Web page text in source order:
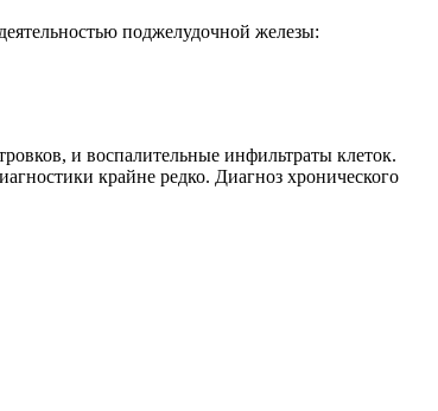
поджелудочной железы:
и воспалительные инфильтраты клеток.
крайне редко. Диагноз хронического